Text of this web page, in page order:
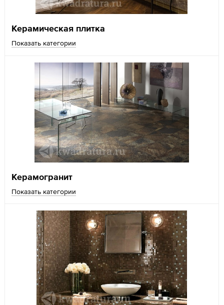
Керамическая плитка
Показать категории
Керамогранит
Показать категории